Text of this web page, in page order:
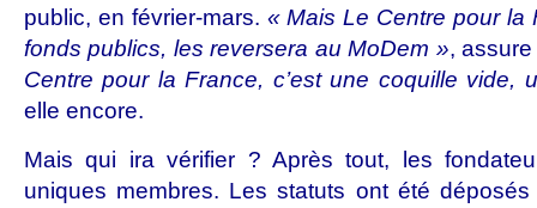
public, en février-mars. « Mais Le Centre pour la
fonds publics, les reversera au MoDem »,
Centre pour la France, c’est une coquille vide,
elle encore.
Mais qui ira vérifier ? Après tout, les
uniques membres. Les statuts ont été